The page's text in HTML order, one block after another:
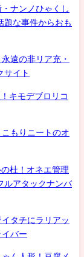
ナンノひゃくし
な事件からおも
遠の非リア充・
サイト
キモデブロリコ
もりニートのオ
杜！オネエ管理
ルアタックナンバ
タチにラリアッ
イバー